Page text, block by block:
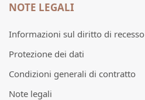
NOTE LEGALI
Informazioni sul diritto di recesso
Protezione dei dati
Condizioni generali di contratto
Note legali